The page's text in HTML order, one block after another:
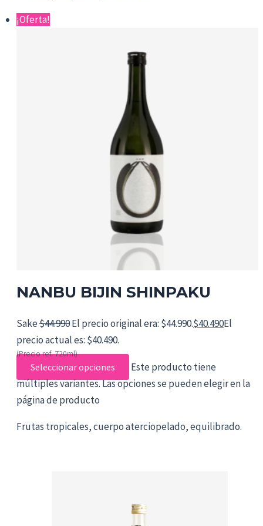
¡Oferta!
NANBU BIJIN SHINPAKU
Sake$44.990El precio original era: $44.990.$40.490El
precio actual es: $40.490.
(Precio ref. 720ml)
Seleccionar opciones
Este producto tiene
múltiples variantes. Las opciones se pueden elegir en la
página de producto
Frutas tropicales, cuerpo aterciopelado, equilibrado.